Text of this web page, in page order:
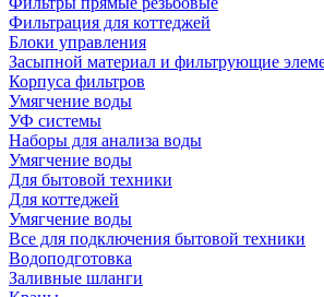
Фильтрация для коттеджей
Блоки управления
Засыпной материал и фильтрующие
Корпуса фильтров
Умягчение воды
УФ системы
Наборы для анализа воды
Умягчение воды
Для бытовой техники
Для коттеджей
Умягчение воды
Все для подключения бытовой техники
Водоподготовка
Заливные шланги